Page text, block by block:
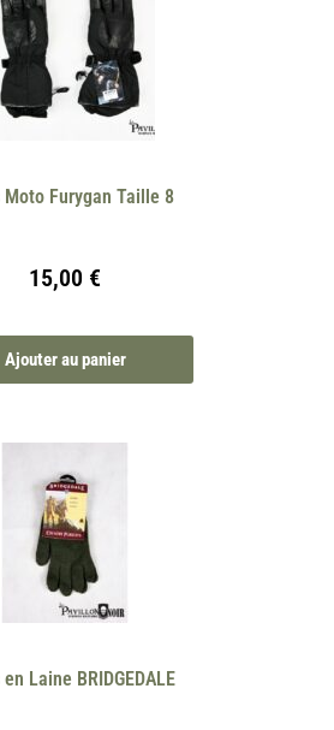
Moto Furygan Taille 8
15,00 €
Ajouter au panier
Laine BRIDGEDALE